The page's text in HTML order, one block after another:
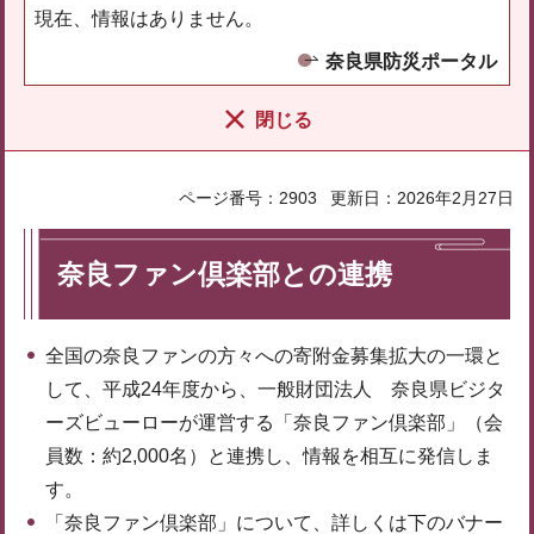
現在、情報はありません。
奈良県防災ポータル
閉じる
ページ番号：2903 更新日：2026年2月27日
奈良ファン倶楽部との連携
全国の奈良ファンの方々への寄附金募集拡大の一環と
して、平成24年度から、一般財団法人 奈良県ビジタ
ーズビューローが運営する「奈良ファン倶楽部」（会
員数：約2,000名）と連携し、情報を相互に発信しま
す。
「奈良ファン倶楽部」について、詳しくは下のバナー